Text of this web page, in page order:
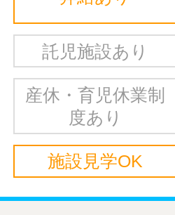
託児施設あり
産休・育児休業制
度あり
施設見学OK